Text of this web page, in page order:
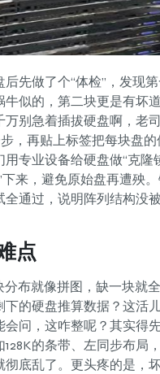
先做了个“体检”，发现
牛似的，第二块更是有坏
万别急着插拔硬盘啊，老
，再贴上标签把每块盘的
专业设备给硬盘做“克隆
下来，避免原始盘再遭殃
全通过，说明阵列结构没
点
分布就像拼图，缺一块就
下的硬盘推算数据？这活
会问，这咋整呢？其实得
的条带、左同步布局
彻底乱了。更头疼的是，